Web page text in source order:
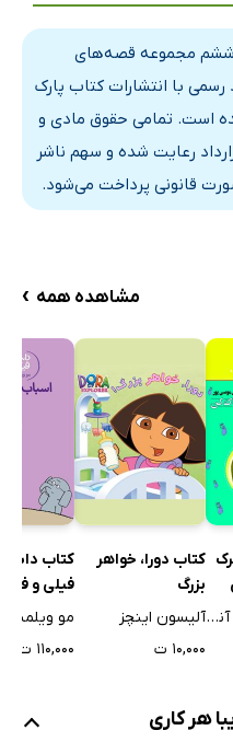
ششم مجموعه قصه‌های
رسمی با انتشارات کتاب پارک
است. تمامی حقوق مادی و
رعایت شده و سهم ناشر
قانونی پرداخت می‌شود.
مشاهده همه ›
هانس کریستین آندرسن
کتاب دورا، خواهر
بزرگ
آلیسون اینچز
۱۰,۰۰۰ ت
کتاب
اسباب
مو ویلمس
۱۱۰,۰۰۰ ت
هر کاری